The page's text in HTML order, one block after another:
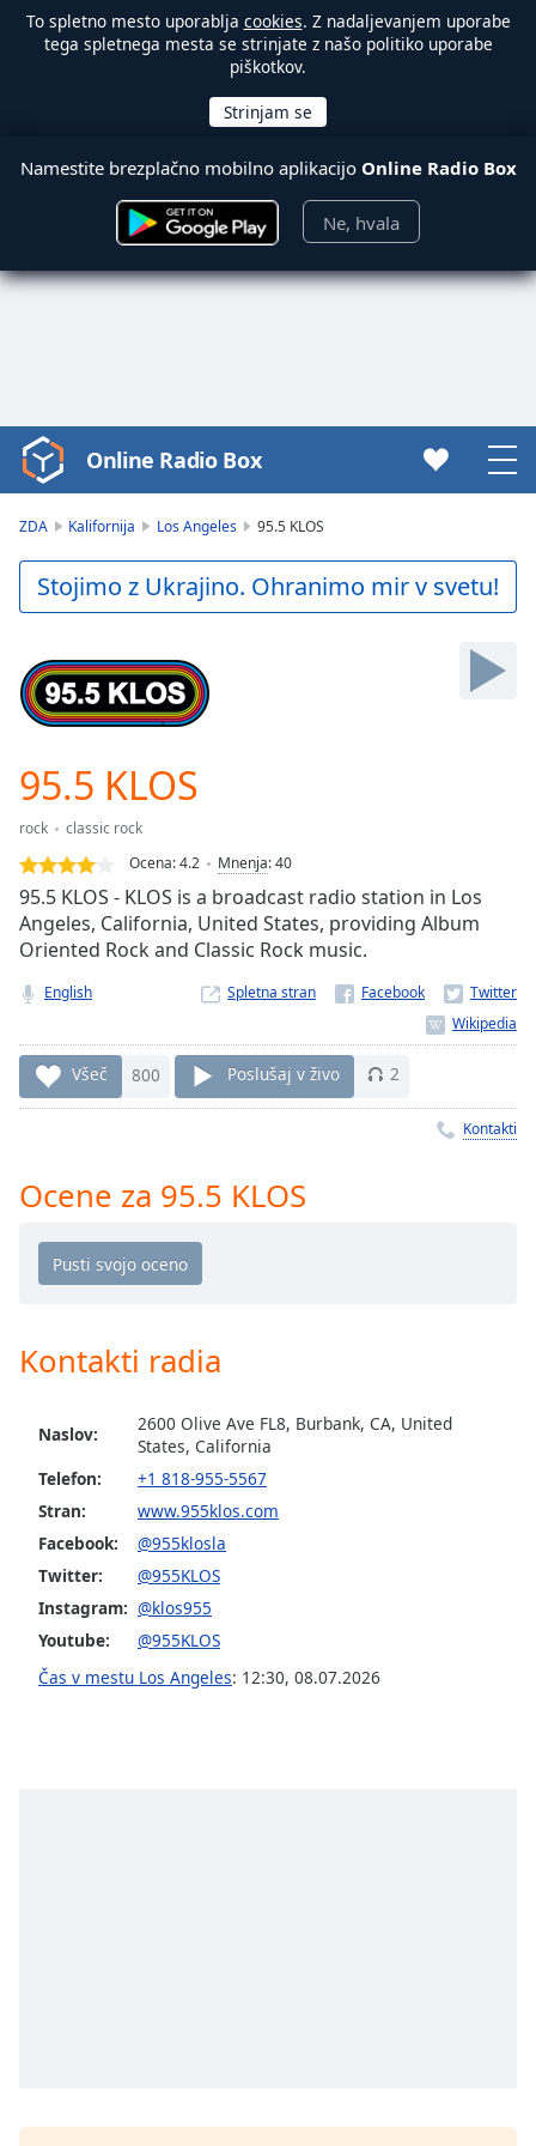
To spletno mesto uporablja cookies. Z nadaljevanjem uporabe
tega spletnega mesta se strinjate z našo politiko uporabe
piškotkov.
Namestite brezplačno mobilno aplikacijo Online Radio Box
Ne, hvala
Video
Player
Play
Video
Backward
Skip
Forward
Current
Time0:00
Loaded:
0.00%
Stream
TypeLIVE
live,
liveLIVE
Remaining
Time-
Playback
Chapters
Descriptions
descriptions
off,
Subtitles
subtitles
settings
opens
subtitles
dialog
Beginning
Online Radio Box
ZDA Kalifornija Los Angeles 95.5 KLOS
Stojimo z Ukrajino. Ohranimo mir v svetu!
95.5 KLOS
rock
classic rock
Ocena:4.2 Mnenja:40
95.5 KLOS - KLOS is a broadcast radio station in Los
Angeles, California, United States, providing Album
Oriented Rock and Classic Rock music.
English Spletna stran
Všeč 800 Poslušaj v živo 2
Kontakti
Ocene za 95.5 KLOS
Kontakti radia
Naslov:
2600 Olive Ave FL8, Burbank, CA, United
States, California
Telefon:
+1 818-955-5567
Stran:
www.955klos.com
Facebook:
@955klosla
Twitter:
@955KLOS
Instagram: @klos955
Youtube:
@955KLOS
Čas v mestu Los Angeles: 12:30, 08.07.2026